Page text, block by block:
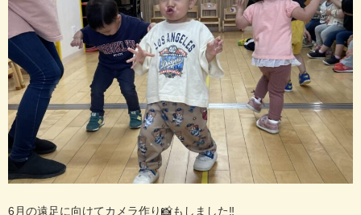
6 月の遠足に向けてカメラ作り📸もしました‼️